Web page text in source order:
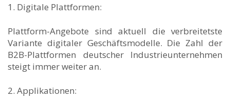
1. Digitale Plattformen:
Plattform-Angebote sind aktuell die verbreitetste
Variante digitaler Geschäftsmodelle. Die Zahl der
B2B-Plattformen deutscher Industrieunternehmen
steigt immer weiter an.
2. Applikationen: